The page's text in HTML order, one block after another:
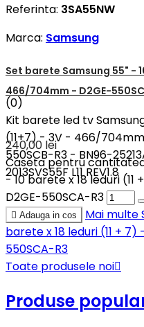
Referinta: 3SA55NW
Marca: Samsung
Set barete Samsung 55" -
466/704mm - D2GE-
(0)
Kit barete led tv
(11+7) - 3V - 466/
550SCB-R3 - BN96-
2013SVS55F L11 REV1.8
240,00 lei
Caseta pentru
- 10 barete x 18 leduri
D2GE-550SCA-R3
 Adauga in cos Mai multe
barete x 18 leduri (11 +
550SCA-R3
Toate produsele noi
Produse